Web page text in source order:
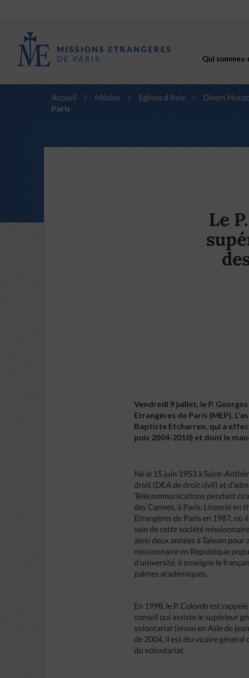
Qui sommes-
Accueil / Médias / Eglises d'Asie / Divers
Paris
Le
Vendredi 9 juillet, le P.
Etrangères de Paris (MEP).
Baptiste Etcharren, qui a
puis 2004-2010) et dont le
Né le 15 juin 1953 à Saint-
droit (DEA de droit civil) et
Télécommunications pendant
des Carmes, à Paris. Licencié
Etrangères de Paris en 1987, où
sein de cette société
ainsi deux années à Taiwan
missionnaire en République
d’université, il enseigne le
palmes académiques.
En 1998, le P. Colomb est
conseil qui assiste le supérieur
volontariat (envoi en Asie de
de 2004, il est élu vicaire
du volontariat.